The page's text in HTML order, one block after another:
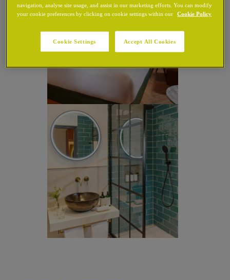
navigation, analyse site usage, and assist in our marketing efforts. You can modify
your cookie preferences by clicking on cookie settings within our
Cookie Policy
Cookie Settings Accept All Cookies